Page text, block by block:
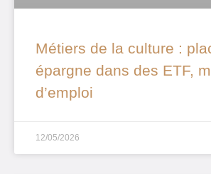
Métiers de la culture :
épargne dans des ETF,
d’emploi
12/05/2026